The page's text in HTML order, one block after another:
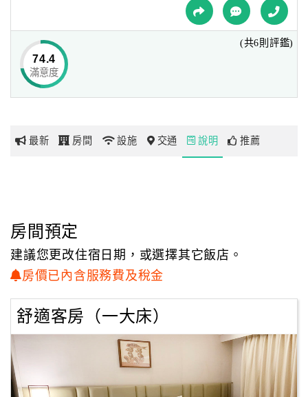
網
玩
地
圖
顧
務
客
工、合作夥伴安全、舒適、優雅、人文飯店首選，飯店館內
設施與餐廳部份，亦有多元文化的服務，健身房、閱讀中
心、藝術廊、會議室、空中花園、洗衣服務等，並提供
HALAL穆斯林友善-住宿、及福圓餐廳。
高雄AHotel信宗大飯店兼具商務差旅與城市休閒的雙重特
境，搭配所烹調食材，能體會餐點與環境完美契合比例，讓
74.4
滿意度
(共6則評鑑)
最新 房間 設施 交通 說明 推薦
房間預定
建議您更改住宿日期，或選擇其它飯店。
房價已內含服務費及稅金
舒適客房（一大床）